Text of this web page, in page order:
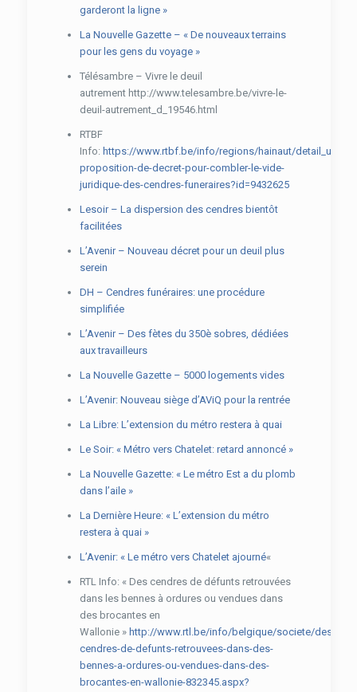
garderont la ligne »
La Nouvelle Gazette – « De nouveaux terrains
pour les gens du voyage »
Télésambre – Vivre le deuil
autrement http://www.telesambre.be/vivre-le-
deuil-autrement_d_19546.html
RTBF
Info: https://www.rtbf.be/info/regions/hainaut/detail_une-
proposition-de-decret-pour-combler-le-vide-
juridique-des-cendres-funeraires?id=9432625
Lesoir – La dispersion des cendres bientôt
facilitées
L’Avenir – Nouveau décret pour un deuil plus
serein
DH – Cendres funéraires: une procédure
simplifiée
L’Avenir – Des fètes du 350è sobres, dédiées
aux travailleurs
La Nouvelle Gazette – 5000 logements vides
L’Avenir: Nouveau siège d’AViQ pour la rentrée
La Libre: L’extension du métro restera à quai
Le Soir: « Métro vers Chatelet: retard annoncé »
La Nouvelle Gazette: « Le métro Est a du plomb
dans l’aile »
La Dernière Heure: « L’extension du métro
restera à quai »
L’Avenir: « Le métro vers Chatelet ajourné«
RTL Info: « Des cendres de défunts retrouvées
dans les bennes à ordures ou vendues dans
des brocantes en
Wallonie » http://www.rtl.be/info/belgique/societe/des-
cendres-de-defunts-retrouvees-dans-des-
bennes-a-ordures-ou-vendues-dans-des-
brocantes-en-wallonie-832345.aspx?